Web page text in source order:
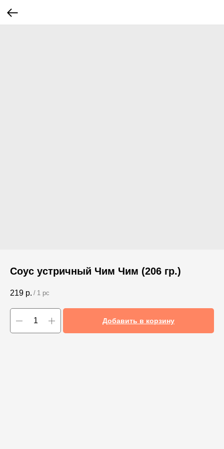
Соус устричный Чим Чим (206 гр.)
219 р. / 1 pc
Добавить в корзину